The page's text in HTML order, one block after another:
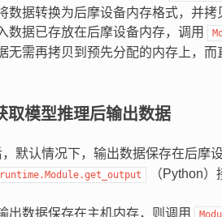
数据转换为后摩设备内存格式，并拷
数据已存放在后摩设备内存，调用
无需再拷贝到预先分配的内存上，
取模型推理后输出数据
默认情况下，输出数据保存在后摩
（Python）
出数据保存在主机内存，则调用